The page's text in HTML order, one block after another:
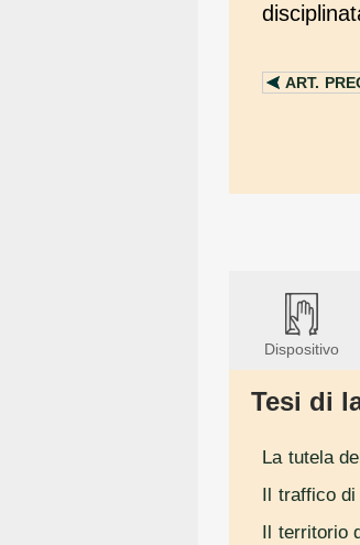
ART.
Dispositivo
Tesi di
La tutela
Il traffico di
Il territorio